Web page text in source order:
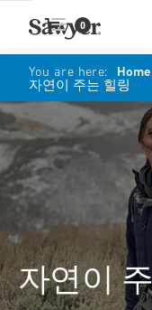
0
You are here: Home
자연이 주는 힐링
자연이